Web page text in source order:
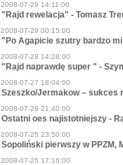
2008-07-29 14:11:00
"Rajd rewelacja" - Tomasz
2008-07-29 00:15:00
"Po Agapicie szutry bardzo mi
2008-07-28 14:28:00
"Rajd naprawdę super " -
2008-07-27 18:04:00
Szeszko/Jermakow – sukces
2008-07-26 21:40:00
Ostatni oes najistotniejszy -
2008-07-25 23:50:00
Sopoliński pierwszy w PPZM,
2008-07-25 17:16:00